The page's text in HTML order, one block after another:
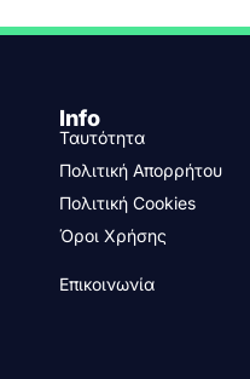
Info
Ταυτότητα
Πολιτική Απορρήτου
Πολιτική Cookies
Όροι Χρήσης
Επικοινωνία